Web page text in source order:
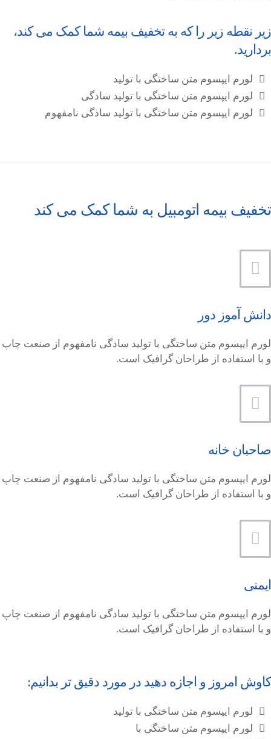
زیر نقطه زیر را که به تخفیف بیمه شما کمک می کند،
بردارید.
لورم ایپسوم متن ساختگی با تولید
لورم ایپسوم متن ساختگی با تولید سادگی
لورم ایپسوم متن ساختگی با تولید سادگی نامفهوم
تخفیف بیمه اتومبیل به شما کمک می کند
دانش آموز دور
لورم ایپسوم متن ساختگی با تولید سادگی نامفهوم از صنعت چاپ
و با استفاده از طراحان گرافیک است.
صاحبان خانه
لورم ایپسوم متن ساختگی با تولید سادگی نامفهوم از صنعت چاپ
و با استفاده از طراحان گرافیک است.
ایمنی
لورم ایپسوم متن ساختگی با تولید سادگی نامفهوم از صنعت چاپ
و با استفاده از طراحان گرافیک است.
کاوش امروز و اجازه دهید در مورد دقیق تر بدانیم:
لورم ایپسوم متن ساختگی با تولید
لورم ایپسوم متن ساختگی با